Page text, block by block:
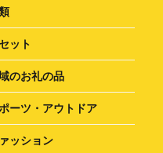
ット
のお礼の品
ーツ・アウトドア
ッション